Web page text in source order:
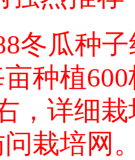
冬瓜种
种植
，详细
栽培网